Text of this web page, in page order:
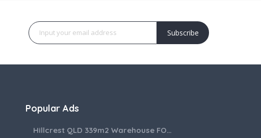
Subscribe
Popular Ads
Hillcrest QLD 339m2 Warehouse FOR LEASE